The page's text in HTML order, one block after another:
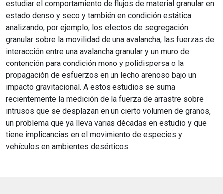
estudiar el comportamiento de flujos de material granular en
estado denso y seco y también en condición estática
analizando, por ejemplo, los efectos de segregación
granular sobre la movilidad de una avalancha, las fuerzas de
interacción entre una avalancha granular y un muro de
contención para condición mono y polidispersa o la
propagación de esfuerzos en un lecho arenoso bajo un
impacto gravitacional. A estos estudios se suma
recientemente la medición de la fuerza de arrastre sobre
intrusos que se desplazan en un cierto volumen de granos,
un problema que ya lleva varias décadas en estudio y que
tiene implicancias en el movimiento de especies y
vehículos en ambientes desérticos.